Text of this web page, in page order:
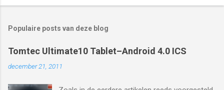
Populaire posts van deze blog
Tomtec Ultimate10 Tablet–Android 4.0 ICS
december 21, 2011